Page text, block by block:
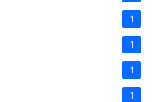
1
1
1
1